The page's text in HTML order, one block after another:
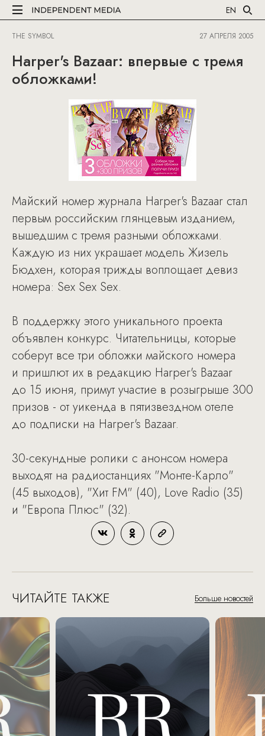
EN
THE SYMBOL 27 АПРЕЛЯ 2005
Harper's Bazaar: впервые с тремя
обложками!
Майский номер журнала Harper's Bazaar стал
первым российским глянцевым изданием,
вышедшим с тремя разными обложками.
Каждую из них украшает модель Жизель
Бюдхен, которая трижды воплощает девиз
номера: Sex Sex Sex.
В поддержку этого уникального проекта
объявлен конкурс. Читательницы, которые
соберут все три обложки майского номера
и пришлют их в редакцию Harper's Bazaar
до 15 июня, примут участие в розыгрыше 300
призов - от уикенда в пятизвездном отеле
до подписки на Harper's Bazaar.
30-секундные ролики с анонсом номера
выходят на радиостанциях "Монте-Карло"
(45 выходов), "Хит FM" (40), Love Radio (35)
и "Европа Плюс" (32).
ЧИТАЙТЕ ТАКЖЕ Больше новостей